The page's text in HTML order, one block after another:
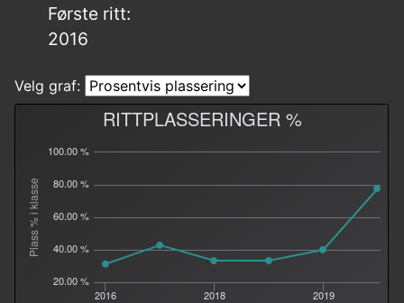
Første ritt:
2016
Velg graf:
Plass % i klasse
RITTPLASSERINGER %
2016 2018 2019
20.00 %
40.00 %
60.00 %
80.00 %
100.00 %